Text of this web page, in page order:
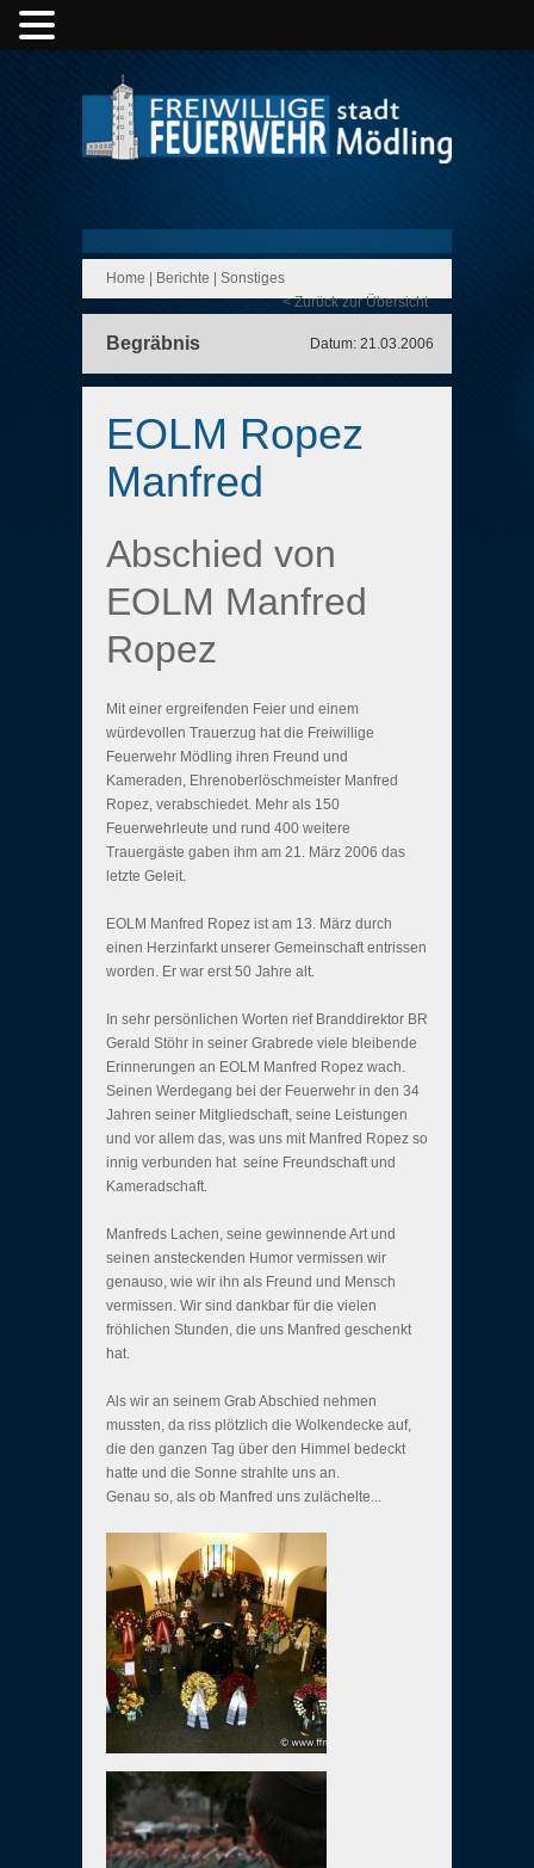
Home Berichte
Sonstiges
< Zurück zur Übersicht
Begräbnis Datum: 21.03.2006
EOLM Ropez
Manfred
Abschied von
EOLM Manfred
Ropez
Mit einer ergreifenden Feier und einem
würdevollen Trauerzug hat die Freiwillige
Feuerwehr Mödling ihren Freund und
Kameraden, Ehrenoberlöschmeister Manfred
Ropez, verabschiedet. Mehr als 150
Feuerwehrleute und rund 400 weitere
Trauergäste gaben ihm am 21. März 2006 das
letzte Geleit.
EOLM Manfred Ropez ist am 13. März durch
einen Herzinfarkt unserer Gemeinschaft entrissen
worden. Er war erst 50 Jahre alt.
In sehr persönlichen Worten rief Branddirektor BR
Gerald Stöhr in seiner Grabrede viele bleibende
Erinnerungen an EOLM Manfred Ropez wach.
Seinen Werdegang bei der Feuerwehr in den 34
Jahren seiner Mitgliedschaft, seine Leistungen
und vor allem das, was uns mit Manfred Ropez so
innig verbunden hat  seine Freundschaft und
Kameradschaft.
Manfreds Lachen, seine gewinnende Art und
seinen ansteckenden Humor vermissen wir
genauso, wie wir ihn als Freund und Mensch
vermissen. Wir sind dankbar für die vielen
fröhlichen Stunden, die uns Manfred geschenkt
hat.
Als wir an seinem Grab Abschied nehmen
mussten, da riss plötzlich die Wolkendecke auf,
die den ganzen Tag über den Himmel bedeckt
hatte und die Sonne strahlte uns an.
Genau so, als ob Manfred uns zulächelte...